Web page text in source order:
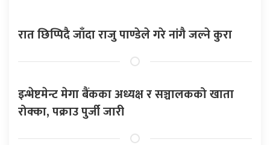
रात छिप्पिदै जाँदा राजु पाण्डेले गरे नांगै जल्ने कुरा
इन्भेष्टमेन्ट मेगा बैंकका अध्यक्ष र सञ्चालकको खाता
रोक्का, पक्राउ पुर्जी जारी